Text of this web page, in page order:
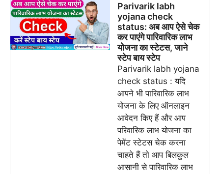
Parivarik labh
yojana check
status: अब आप ऐसे चेक
कर पाएंगे पारिवारिक लाभ
योजना का स्टेटस, जाने
स्टेप बाय स्टेप
Parivarik labh yojana
check status : यदि
आपने भी पारिवारिक लाभ
योजना के लिए ऑनलाइन
आवेदन किए हैं और आप
परिवारिक लाभ योजना का
पेमेंट स्टेटस चेक करना
चाहते हैं तो आप बिलकुल
आसानी से पारिवारिक लाभ